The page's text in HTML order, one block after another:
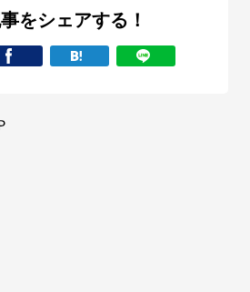
をシェアする！